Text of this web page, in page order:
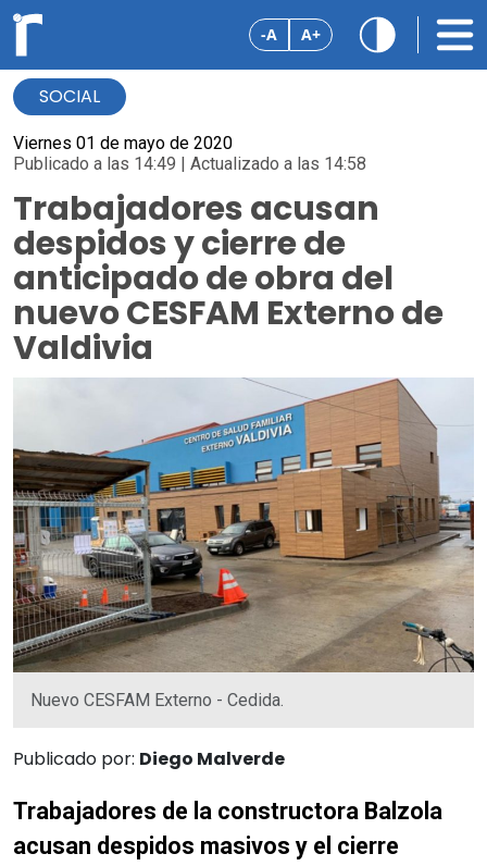
-A A+
SOCIAL
Viernes 01 de mayo de 2020
Publicado a las 14:49 | Actualizado a las 14:58
Trabajadores acusan
despidos y cierre de
anticipado de obra del
nuevo CESFAM Externo de
Valdivia
Nuevo CESFAM Externo - Cedida.
Publicado por: Diego Malverde
Trabajadores de la constructora Balzola
acusan despidos masivos y el cierre